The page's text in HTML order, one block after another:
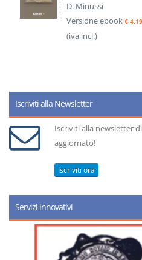
D. Minussi
Versione ebook € 4,19
(iva incl.)
Iscriviti alla Newsletter
Iscriviti alla newsletter
aggiornato!
Iscriviti ora
Servizi innovativi